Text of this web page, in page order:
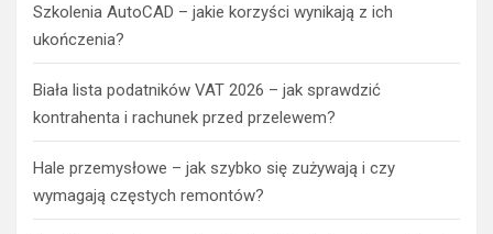
Szkolenia AutoCAD – jakie korzyści wynikają z ich
ukończenia?
Biała lista podatników VAT 2026 – jak sprawdzić
kontrahenta i rachunek przed przelewem?
Hale przemysłowe – jak szybko się zużywają i czy
wymagają częstych remontów?